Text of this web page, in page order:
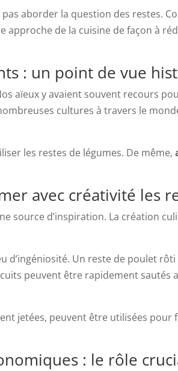
aborder la question des restes.
approche de la cuisine de façon à
: un point de vue
aïeux y avaient souvent recours
cultures à travers le
les restes de légumes. De même,
avec créativité les
source d’inspiration. La création
d’ingéniosité. Un reste de poulet
peuvent être rapidement sautés
jetées, peuvent être utilisées
: le rôle